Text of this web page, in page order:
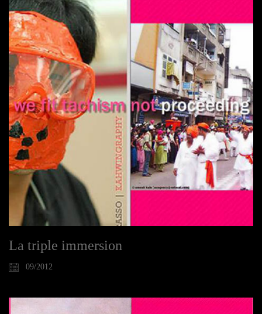
La triple immersion
09/2012